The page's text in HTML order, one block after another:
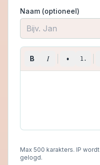
Naam (optioneel)
B I • 1.
Max 500 karakters. IP wordt
gelogd.